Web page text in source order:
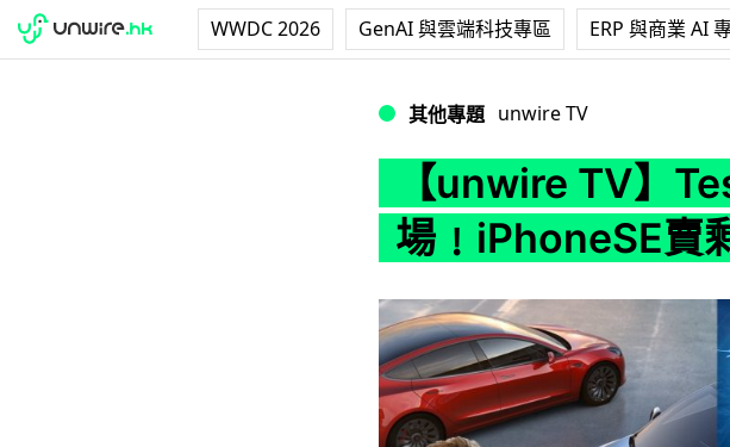
WWDC 2026 GenAI 與雲端科技專區 ERP 與商業 AI
其他專題 unwire TV
【unwire TV】
場﹗iPhoneSE賣